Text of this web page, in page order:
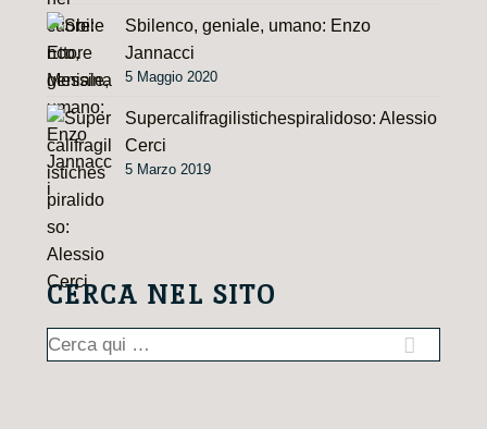
Sbilenco, geniale, umano: Enzo
Jannacci
5 Maggio 2020
Supercalifragilistichespiralidoso: Alessio
Cerci
5 Marzo 2019
CERCA NEL SITO
Cerca: